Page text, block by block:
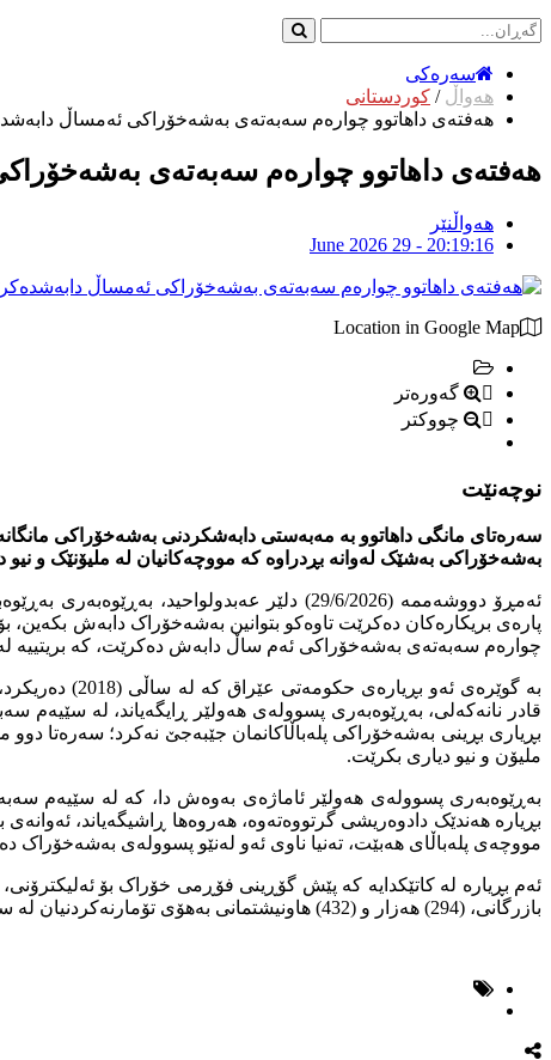
سەرەکی
هەواڵ / کوردستانی
هەفتەی داهاتوو چوارەم سەبەتەی بەشەخۆراکی ئەمساڵ
هەفتەی داهاتوو چوارەم سەبەتەی
هەواڵنێر
June 2026 29 - 20:19:16
Location in Google Map
گەورەتر
چووکتر
نوچەنێت
سەرەتای مانگی داهاتوو بە مەبەستی دابەشکردنی بەشەخۆراکی
بەشەخۆراکی بەشێک لەوانە بڕدراوە کە مووچەکانیان لە ملیۆنێک و نیو
ئەمڕۆ دووشەممە (29/6/2026) دلێر
پارەی بریکارەکان دەکرێت تاوەکو بتوانین بەشەخۆراک دابەش بکەین،
چوارەم سەبەتەی بەشەخۆراکی ئەم ساڵ دابەش دەکرێت، کە بریتییە
بە گوێرەی
قادر نانەکەلی، بەڕێوەبەری پسوولەی هەولێر ڕایگەیاند، لە سێیەم
بڕیاری بڕینی بەشەخۆراکی پلەباڵاکانمان جێبەجێ نەکرد؛ سەرەتا دوو
ملیۆن و نیو دیاری بکرێت.
بەڕێوەبەری پسوولەی هەولێر ئاماژەی بەوەش دا، کە لە سێیەم
بڕیارە هەندێک دادوەریشی گرتووەتەوە، هەروەها ڕاشیگەیاند،
مووچەی پلەباڵای هەبێت، تەنیا ناوی ئەو لەنێو پسوولەی بەشەخۆراک
بازرگانی، (294) هەزار و (432) هاونیشتمانی بەهۆی تۆمارنەکردنیان لە سیستمی ئەلیکترۆنی، بەشەخۆراکیان بڕدراوە.